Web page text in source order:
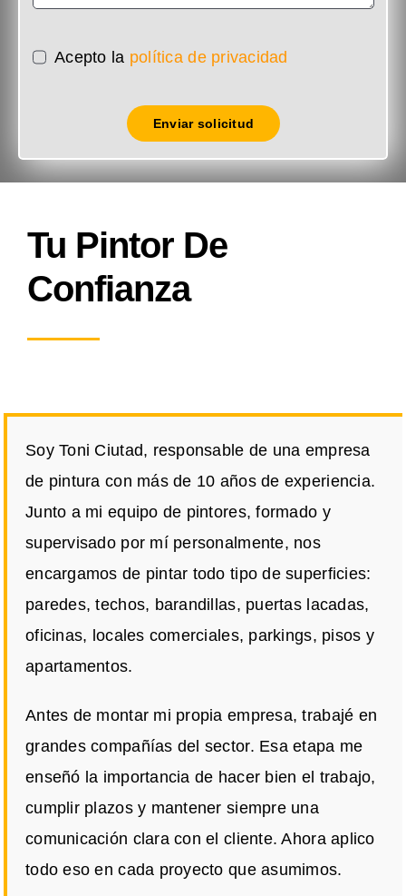
Acepto la política de privacidad
Enviar solicitud
Tu Pintor De
Confianza
Soy Toni Ciutad, responsable de una empresa
de pintura con más de 10 años de experiencia.
Junto a mi equipo de pintores, formado y
supervisado por mí personalmente, nos
encargamos de pintar todo tipo de superficies:
paredes, techos, barandillas, puertas lacadas,
oficinas, locales comerciales, parkings, pisos y
apartamentos.
Antes de montar mi propia empresa, trabajé en
grandes compañías del sector. Esa etapa me
enseñó la importancia de hacer bien el trabajo,
cumplir plazos y mantener siempre una
comunicación clara con el cliente. Ahora aplico
todo eso en cada proyecto que asumimos.